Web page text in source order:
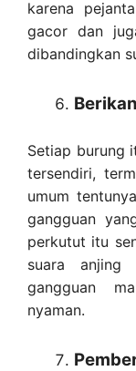
karena
gacor dan
dibandingkan
Setiap burung
tersendiri,
umum
gangguan
perkutut itu
suara anjing
gangguan
nyaman.